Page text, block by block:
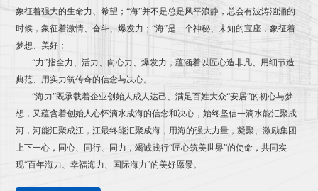
象征着强大的生命力、希望；“海”并不是总是风平浪静，总会有波涛汹涌的
时候，象征着激情、奋斗、爆发力；“海”是一个神秘、未知的宝座，象征着
梦想、美好；
“力”指全力、活力、向心力、爆发力，蕴涵着以匠心造非凡、用细节造
典范、用实力筑传奇的信念与决心。
“海力”既承载着企业创始人成人达己、满足百姓大众“安居”的初心与梦
想，又蕴含着创始人心怀滴水成海的信念和决心，始终坚信一滴水能汇聚成
河，河能汇聚成江，江最终能汇聚成海，用海的强大力量，凝聚、激励集团
上下一心，同心、同行、同力，竭诚践行“匠心筑美世界”的使命，共同实
现“百年海力、幸福海力、国际海力”的美好愿景。